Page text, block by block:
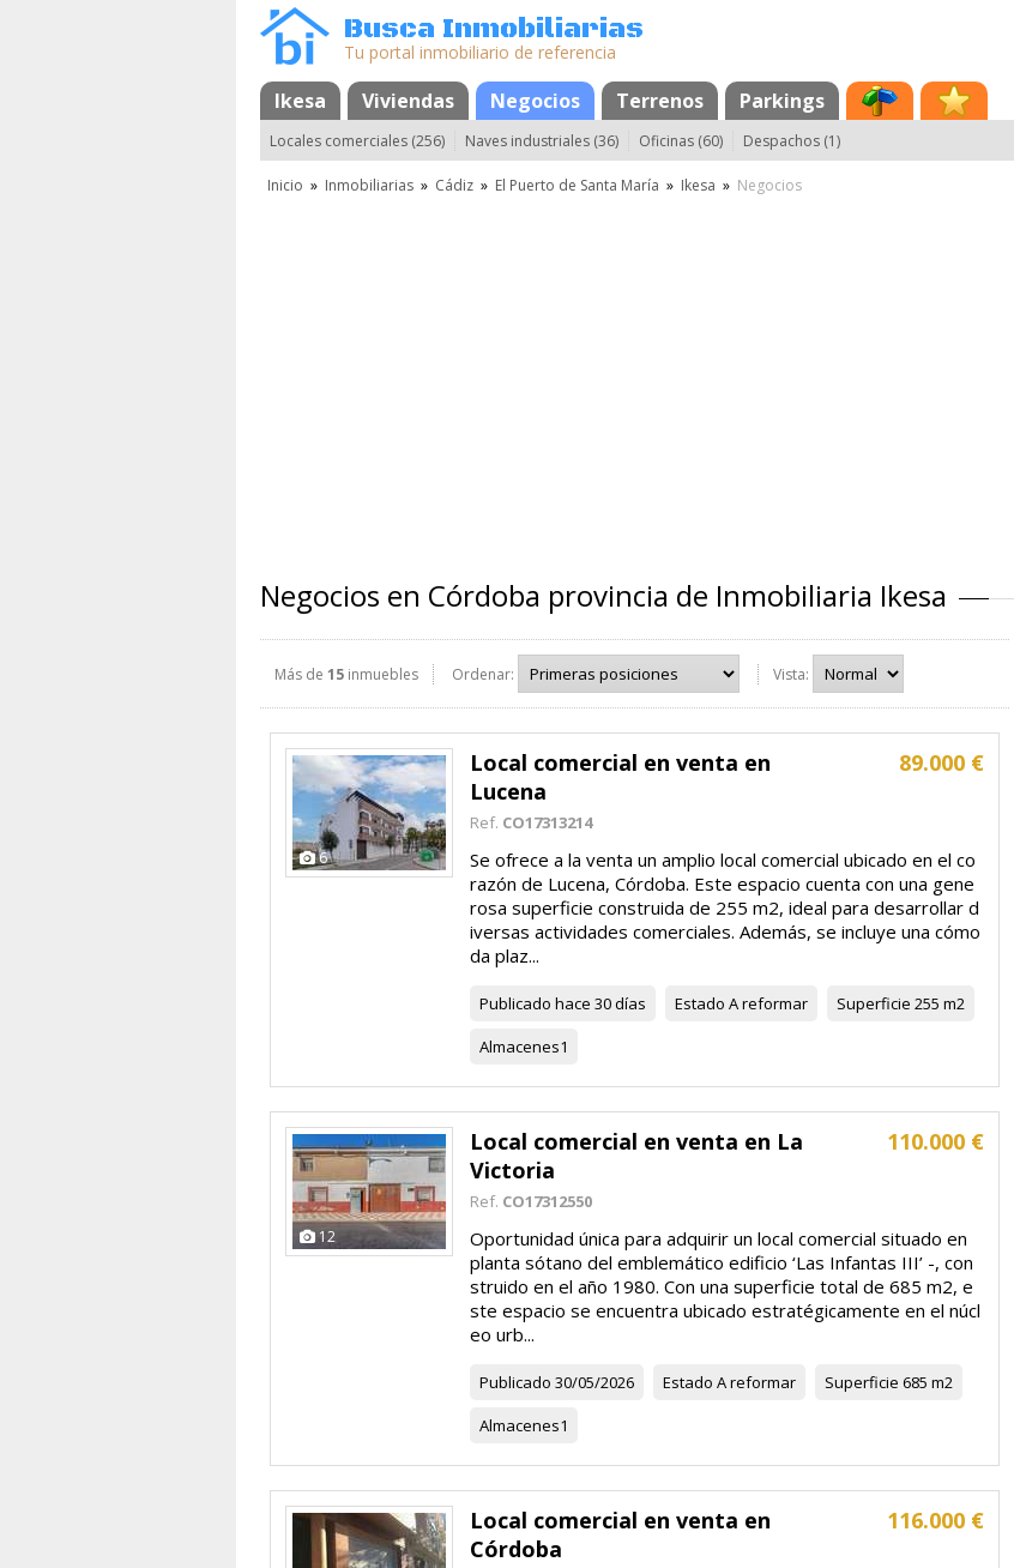
Busca Inmobiliarias
Tu portal inmobiliario de referencia
Ikesa Viviendas Negocios Terrenos Parkings
MapaFavoritos
Locales comerciales (256) Naves industriales (36) Oficinas (60) Despachos (1)
Inicio » Inmobiliarias » Cádiz » El Puerto de Santa María » Ikesa » Negocios
Negocios en Córdoba provincia de Inmobiliaria Ikesa
Más de 15 inmuebles Ordenar: Vista:
6
89.000 €
Local comercial en venta en
Lucena
Ref. CO17313214
Se ofrece a la venta un amplio local comercial ubicado en el co
razón de Lucena, Córdoba. Este espacio cuenta con una gene
rosa superficie construida de 255 m2, ideal para desarrollar d
iversas actividades comerciales. Además, se incluye una cómo
da plaz...
Publicado hace 30 días Estado A reformar Superficie 255 m2
Almacenes1
12
110.000 €
Local comercial en venta en La
Victoria
Ref. CO17312550
Oportunidad única para adquirir un local comercial situado en
planta sótano del emblemático edificio ‘Las Infantas III’ -, con
struido en el año 1980. Con una superficie total de 685 m2, e
ste espacio se encuentra ubicado estratégicamente en el núcl
eo urb...
Publicado 30/05/2026 Estado A reformar Superficie 685 m2
Almacenes1
116.000 €
Local comercial en venta en
Córdoba